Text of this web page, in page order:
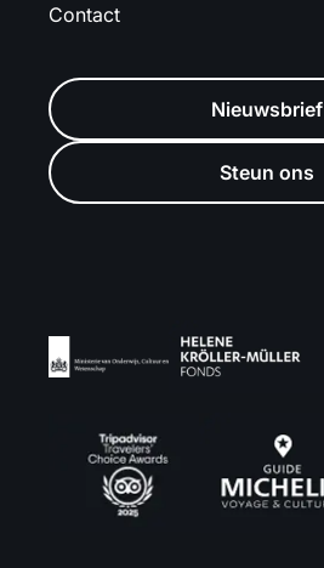
Contact
Nieuwsbrief
Steun ons